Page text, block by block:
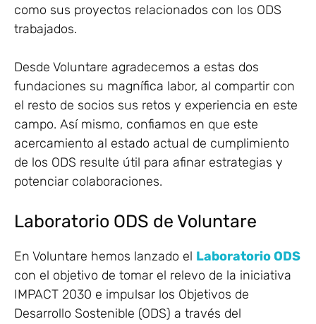
como sus proyectos relacionados con los ODS
trabajados.
Desde Voluntare agradecemos a estas dos
fundaciones su magnífica labor, al compartir con
el resto de socios sus retos y experiencia en este
campo. Así mismo, confiamos en que este
acercamiento al estado actual de cumplimiento
de los ODS resulte útil para afinar estrategias y
potenciar colaboraciones.
Laboratorio ODS de Voluntare
En Voluntare hemos lanzado el Laboratorio ODS
con el objetivo de tomar el relevo de la iniciativa
IMPACT 2030 e impulsar los Objetivos de
Desarrollo Sostenible (ODS) a través del